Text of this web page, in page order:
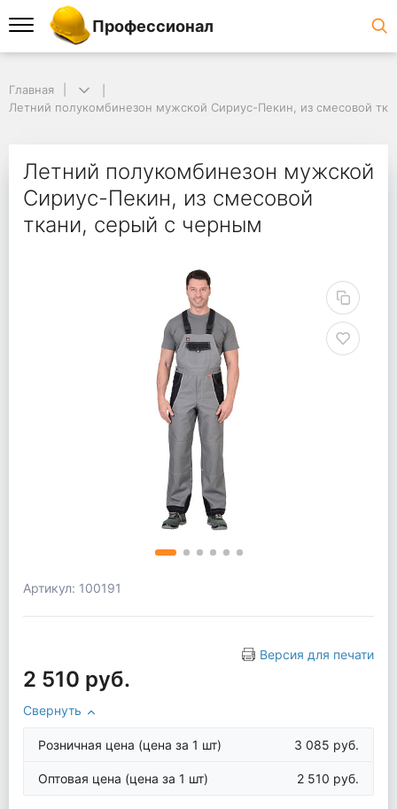
Профессионал
Главная
Летний полукомбинезон мужской Сириус-Пекин, из смесовой
Летний полукомбинезон мужской
Сириус-Пекин, из смесовой
ткани, серый с черным
Артикул: 100191
Версия для печати
2 510 руб.
Свернуть
Розничная цена (цена за 1 шт) 3 085 руб.
Оптовая цена (цена за 1 шт) 2 510 руб.